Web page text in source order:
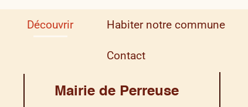
Découvrir Habiter notre commune
Contact
Mairie de Perreuse